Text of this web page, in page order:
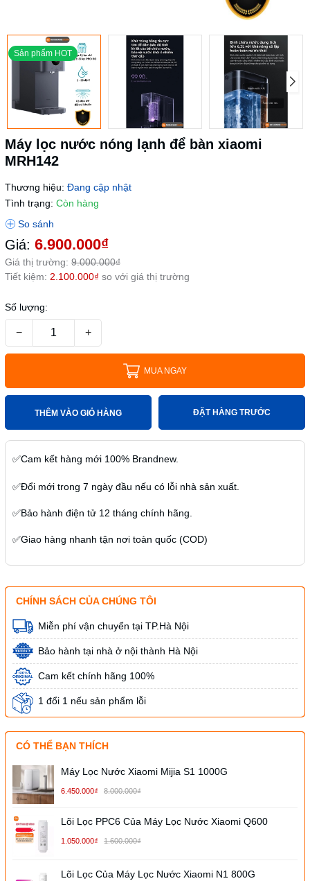
Sản phẩm HOT
Máy lọc nước nóng lạnh để bàn xiaomi
MRH142
Thương hiệu: Đang cập nhật
Tình trạng: Còn hàng
Giá: 6.900.000₫
Giá thị trường: 9.000.000₫
Tiết kiệm: 2.100.000₫ so với giá thị trường
Số lượng:
− +
MUA NGAY
THÊM VÀO GIỎ HÀNG ĐẶT HÀNG TRƯỚC
✅Cam kết hàng mới 100% Brandnew.
✅Đổi mới trong 7 ngày đầu nếu có lỗi nhà sản xuất.
✅Bảo hành điện tử 12 tháng chính hãng.
✅Giao hàng nhanh tận nơi toàn quốc (COD)
CHÍNH SÁCH CỦA CHÚNG TÔI
Miễn phí vận chuyển tại TP.Hà Nội
Bảo hành tại nhà ở nội thành Hà Nội
Cam kết chính hãng 100%
1 đổi 1 nếu sản phẩm lỗi
CÓ THỂ BẠN THÍCH
Máy Lọc Nước Xiaomi Mijia S1 1000G
6.450.000₫ 8.000.000₫
Lõi Lọc PPC6 Của Máy Lọc Nước Xiaomi Q600
1.050.000₫ 1.600.000₫
Lõi Lọc Của Máy Lọc Nước Xiaomi N1 800G